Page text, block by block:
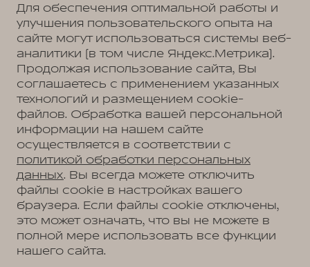
Для обеспечения оптимальной работы и
улучшения пользовательского опыта на
сайте могут использоваться системы веб-
аналитики (в том числе Яндекс.Метрика).
Продолжая использование сайта, Вы
соглашаетесь с применением указанных
технологий и размещением cookie-
файлов. Обработка вашей персональной
информации на нашем сайте
осуществляется в соответствии с
политикой обработки персональных
данных. Вы всегда можете отключить
файлы cookie в настройках вашего
браузера. Если файлы cookie отключены,
это может означать, что вы не можете в
полной мере использовать все функции
нашего сайта.